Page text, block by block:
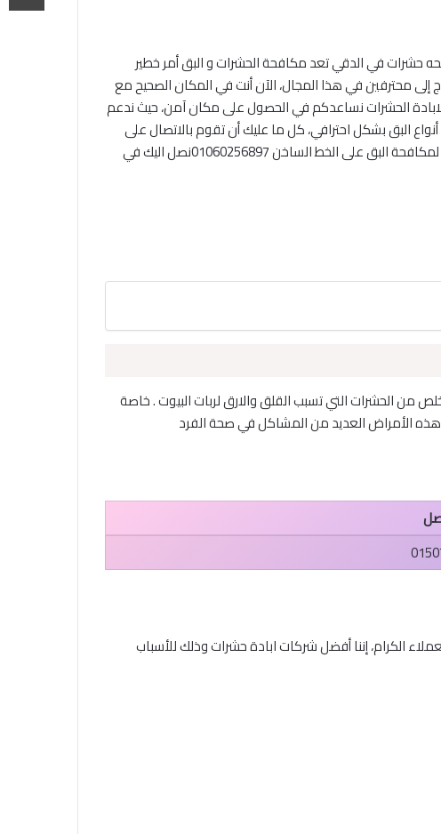
حشرات في الدقي تعد مكافحة الحشرات و البق أمر خطير
إلى محترفين في هذا المجال، الآن أنت في المكان الصحيح مع
لابادة الحشرات نساعدكم في الحصول على مكان آمن، حيث ندعم
البق بشكل احترافي، كل ما عليك أن تقوم بالاتصال على
رقم افضل شركة لمكافحة البق على الخط الساخن 01060256897نصل اليك في
من الحشرات التي تسبب القلق والارق لربات البيوت . خاصة
هذه الأمراض العديد من المشاكل في صحة الفرد
الكرام، إننا أفضل شركات ابادة حشرات وذلك للأسباب